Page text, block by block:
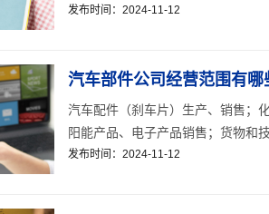
发布时间：2024-11-12
汽车部件公司经营范围有
汽车配件（刹车片）生产、销售；
阳能产品、电子产品销售；货物和
发布时间：2024-11-12